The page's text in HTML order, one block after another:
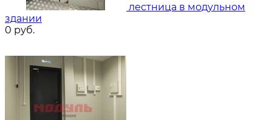
лестница в модульном
здании
0 руб.